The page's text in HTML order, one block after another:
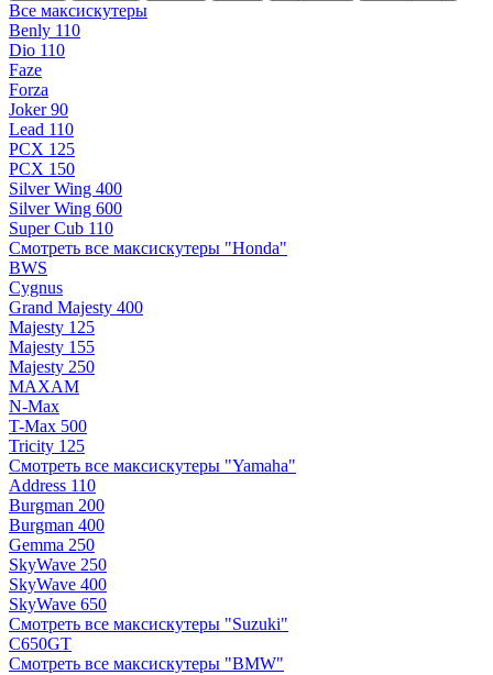
Все максискутеры
Benly 110
Dio 110
Faze
Forza
Joker 90
Lead 110
PCX 125
PCX 150
Silver Wing 400
Silver Wing 600
Super Cub 110
Смотреть все максискутеры "Honda"
BWS
Cygnus
Grand Majesty 400
Majesty 125
Majesty 155
Majesty 250
MAXAM
N-Max
T-Max 500
Tricity 125
Смотреть все максискутеры "Yamaha"
Address 110
Burgman 200
Burgman 400
Gemma 250
SkyWave 250
SkyWave 400
SkyWave 650
Смотреть все максискутеры "Suzuki"
C650GT
Смотреть все максискутеры "BMW"